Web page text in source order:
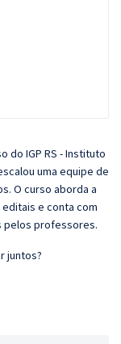
do IGP RS - Instituto
uma equipe de
O curso aborda a
e conta com
pelos professores.
juntos?